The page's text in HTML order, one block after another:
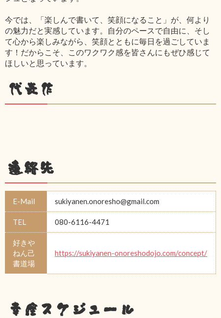
今では、「楽しんで書いて、笑顔になること」が、何より
の魅力だと実感しています。自分のペースで自由に、そし
て心から楽しみながら、笑顔とともに毎日を過ごしていま
す！だからこそ、このワクワク感を皆さんにもぜひ感じて
ほしいと思っています。
代表作
連絡先
E-Mail sukiyanen.onoresho@gmail.com
TEL 080-6116-4471
好きや
ねん己
書道場
https://sukiyanen-onoreshodojo.com/concept/
幸座スケジュール